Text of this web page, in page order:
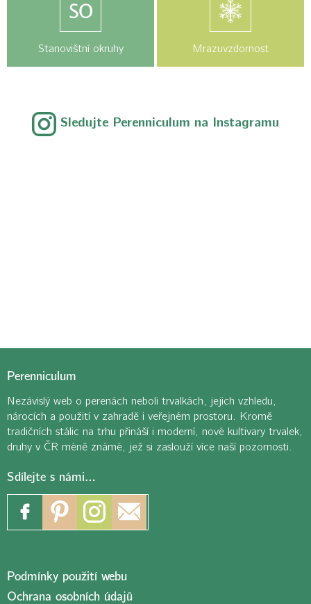
Stanovištní okruhy Mrazuvzdornost
Sledujte Perenniculum na Instagramu
Perenniculum
Nezávislý web o perenách neboli trvalkách, jejich vzhledu,
nárocích a použití v zahradě i veřejném prostoru. Kromě
tradičních stálic na trhu přináší i moderní, nové kultivary trvalek,
druhy v ČR méně známé, jež si zaslouží více naší pozornosti.
Sdílejte s námi…
Podmínky použití webu
Ochrana osobních údajů